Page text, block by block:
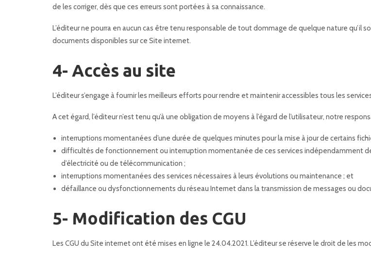
de les corriger, dès que ces erreurs sont portées à sa connaissance.
L’éditeur ne pourra en aucun cas être tenu responsable de tout dommage de quelque nature qu’il
documents disponibles sur ce Site internet.
4- Accès au site
L’éditeur s’engage à fournir les meilleurs efforts pour rendre et maintenir accessibles tous les
A cet égard, l’éditeur n’est tenu qu’à une obligation de moyens à l’égard de l’utilisateur, notre
interruptions momentanées d’une durée de quelques minutes pour la mise à jour de certains
difficultés de fonctionnement ou interruption momentanée de ces services indépendamment
d’électricité ou de télécommunication ;
interruptions momentanées des services nécessaires à leurs évolutions ou maintenance ; et
défaillance ou dysfonctionnements du réseau Internet dans la transmission de messages ou
5- Modification des CGU
Les CGU du Site internet ont été mises en ligne le 24.04.2021. L’éditeur se réserve le droit de les